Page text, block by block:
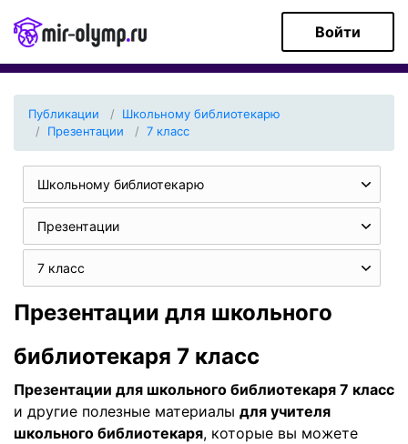
Войти
Публикации
Школьному библиотекарю
Презентации
7 класс
Школьному библиотекарю
Презентации
7 класс
Презентации для школьного
библиотекаря 7 класс
Презентации для школьного библиотекаря 7 класс
и другие полезные материалы для учителя
школьного библиотекаря, которые вы можете